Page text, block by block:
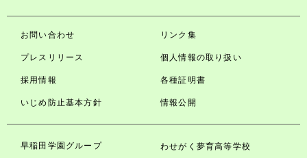
お問い合わせ リンク集
プレスリリース 個人情報の取り扱い
採用情報 各種証明書
いじめ防止基本方針 情報公開
早稲田学園グループ わせがく夢育高等学校